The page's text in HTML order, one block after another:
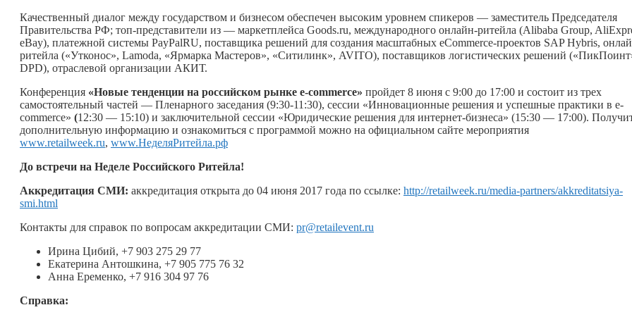
Качественный диалог между государством и бизнесом обеспечен высоким уровнем спикеров — заместитель Председателя
Правительства РФ; топ-представители из — маркетплейса Goods.ru, международного онлайн-ритейла (Alibaba Group,
eBay), платежной системы PayPalRU, поставщика решений для создания масштабных eCommerce-проектов SAP Hybris,
ритейла («Утконос», Lamoda, «Ярмарка Мастеров», «Ситилинк», AVITO), поставщиков логистических решений
DPD), отраслевой организации АКИТ.
Конференция «Новые тенденции на российском рынке e-commerce» пройдет 8 июня с 9:00 до 17:00 и состоит из трех
самостоятельный частей — Пленарного заседания (9:30-11:30), сессии «Инновационные решения и успешные практики в e-
commerce» (12:30 — 15:10) и заключительной сессии «Юридические решения для интернет-бизнеса» (15:30 — 17:00).
дополнительную информацию и ознакомиться с программой можно на официальном сайте мероприятия
www.retailweek.ru, www.НеделяРитейла.рф
До встречи на Неделе Российского Ритейла!
Аккредитация СМИ: аккредитация открыта до 04 июня 2017 года по ссылке: http://retailweek.ru/media-partners/akkreditatsiya-
smi.html
Контакты для справок по вопросам аккредитации СМИ: pr@retailevent.ru
Ирина Цибий, +7 903 275 29 77
Екатерина Антошкина, +7 905 775 76 32
Анна Еременко, +7 916 304 97 76
Справка: